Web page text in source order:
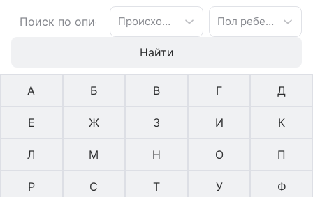
Происхождение имени Пол ребенка
Найти
А Б В Г Д
Е Ж З И К
Л М Н О П
Р С Т У Ф